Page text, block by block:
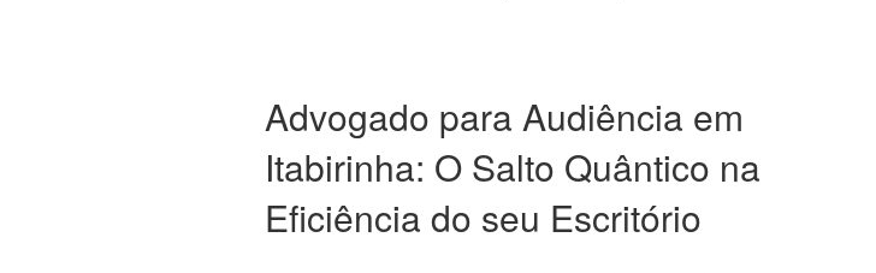
Advogado para Audiência em
Itabirinha: O Salto Quântico na
Eficiência do seu Escritório